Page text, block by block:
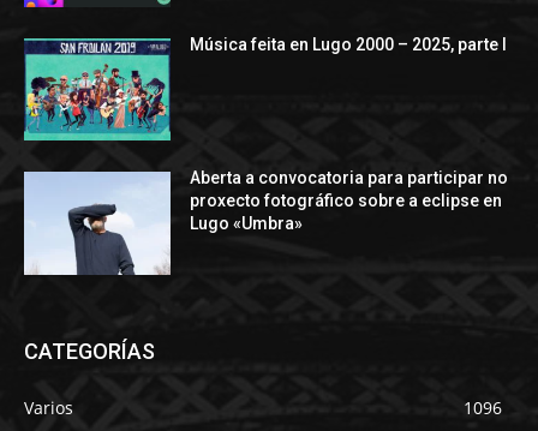
Música feita en Lugo 2000 – 2025, parte I
Aberta a convocatoria para participar no
proxecto fotográfico sobre a eclipse en
Lugo «Umbra»
CATEGORÍAS
Varios
1096